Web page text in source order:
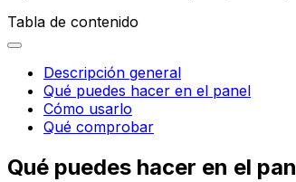
Tabla de contenido
Descripción general
Qué puedes hacer en el panel
Cómo usarlo
Qué comprobar
Qué puedes hacer en el